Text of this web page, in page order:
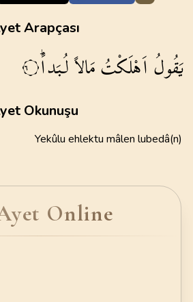
Arapçası
يَقُولُاَهْلَكْتُمَالاًلُبَداًۜ ٦
Okunuşu
Yekûlu ehlektu mâlen lubedâ(n)
Online